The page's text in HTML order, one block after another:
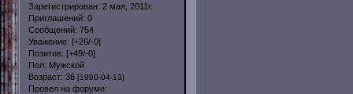
Зарегистрирован: 2 мая, 2011г.
Приглашений: 0
Сообщений: 754
Уважение: [+26/-0]
Позитив: [+49/-0]
Пол: Мужской
Возраст: 36 [1990-04-13]
Провел на форуме: